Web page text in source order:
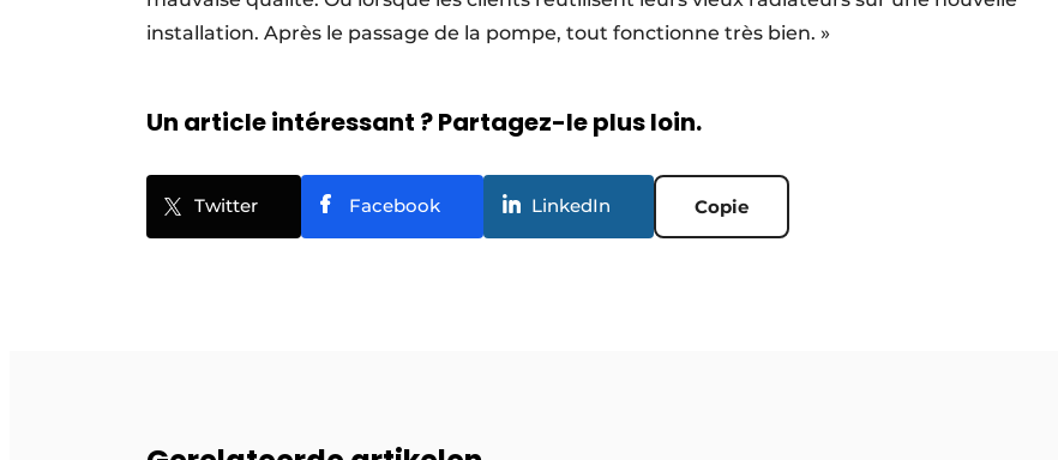
installation. Après le passage de la pompe, tout fonctionne très bien. »
Un article intéressant ? Partagez-le plus loin.
Twitter Facebook LinkedIn Copie